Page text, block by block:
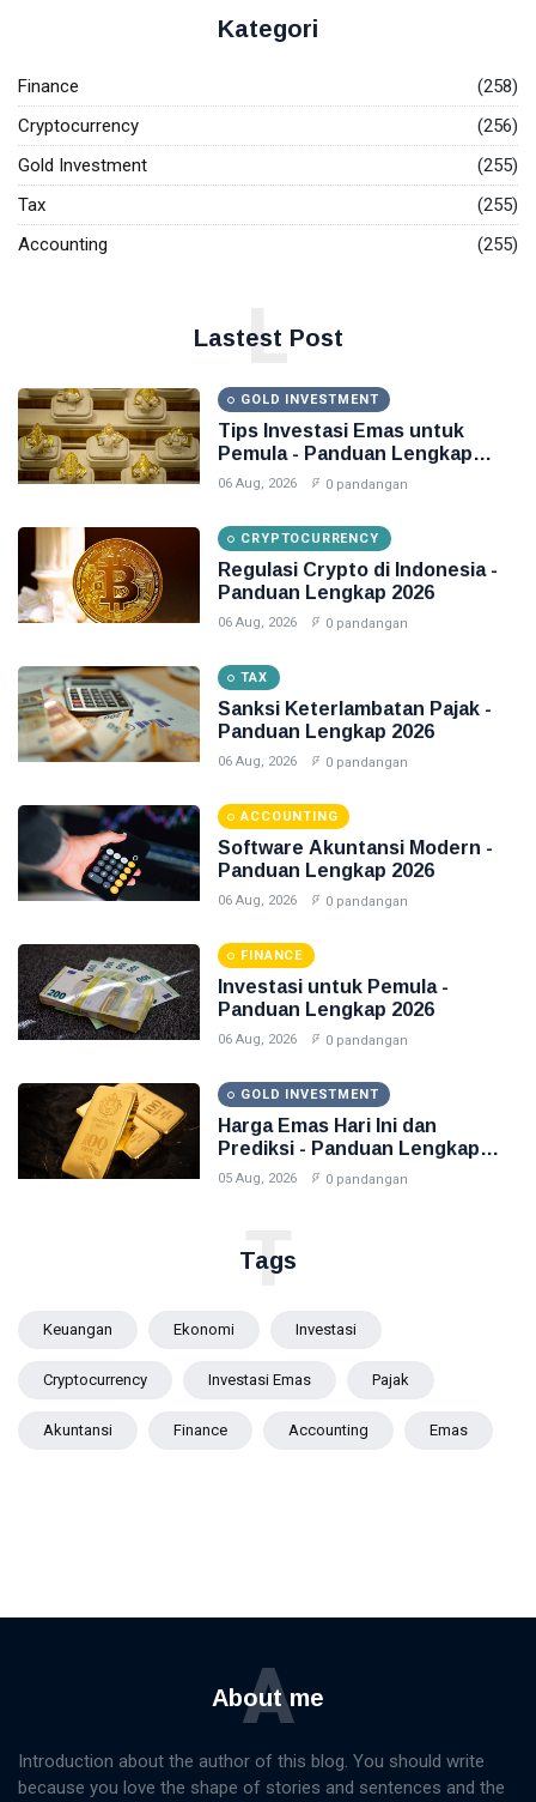
Kategori
Finance
(258)
Cryptocurrency
(256)
Gold Investment
(255)
Tax
(255)
Accounting
(255)
Lastest Post
L
GOLD INVESTMENT
Tips Investasi Emas untuk
Pemula - Panduan Lengkap
2026
06 Aug, 2026 0 pandangan
CRYPTOCURRENCY
Regulasi Crypto di Indonesia -
Panduan Lengkap 2026
06 Aug, 2026 0 pandangan
TAX
Sanksi Keterlambatan Pajak -
Panduan Lengkap 2026
06 Aug, 2026 0 pandangan
ACCOUNTING
Software Akuntansi Modern -
Panduan Lengkap 2026
06 Aug, 2026 0 pandangan
FINANCE
Investasi untuk Pemula -
Panduan Lengkap 2026
06 Aug, 2026 0 pandangan
GOLD INVESTMENT
Harga Emas Hari Ini dan
Prediksi - Panduan Lengkap
2026
05 Aug, 2026 0 pandangan
Tags
T
Keuangan Ekonomi Investasi
Cryptocurrency Investasi Emas Pajak
Akuntansi Finance Accounting Emas
About me
A
Introduction about the author of this blog. You should write
because you love the shape of stories and sentences and the